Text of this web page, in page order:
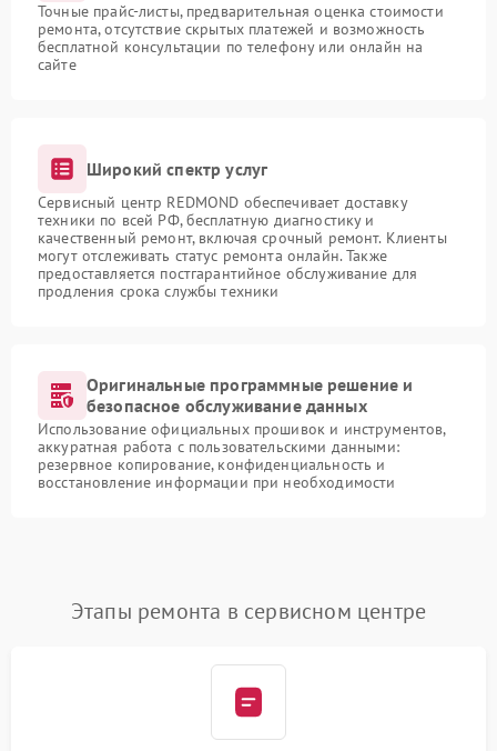
Точные прайс-листы, предварительная оценка стоимости
ремонта, отсутствие скрытых платежей и возможность
бесплатной консультации по телефону или онлайн на
сайте
Широкий спектр услуг
Сервисный центр REDMOND обеспечивает доставку
техники по всей РФ, бесплатную диагностику и
качественный ремонт, включая срочный ремонт. Клиенты
могут отслеживать статус ремонта онлайн. Также
предоставляется постгарантийное обслуживание для
продления срока службы техники
Оригинальные программные решение и
безопасное обслуживание данных
Использование официальных прошивок и инструментов,
аккуратная работа с пользовательскими данными:
резервное копирование, конфиденциальность и
восстановление информации при необходимости
Этапы ремонта в сервисном центре